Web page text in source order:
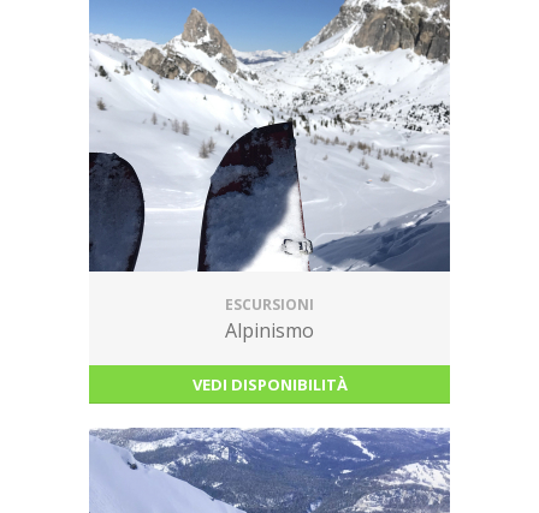
ESCURSIONI
Alpinismo
VEDI DISPONIBILITÀ